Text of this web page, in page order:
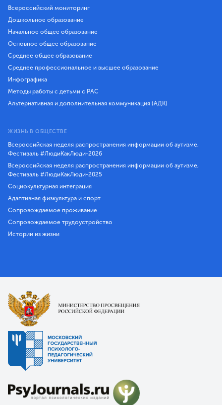
Всероссийский мониторинг
Дошкольное образование
Начальное общее образование
Основное общее образование
Среднее общее образование
Среднее профессиональное и высшее образование
Инфографика
Методы работы с детьми с РАС
Альтернативная и дополнительная коммуникация (АДК)
ЖИЗНЬ В ОБЩЕСТВЕ
Всероссийская неделя распространения информации об аутизме,
Фестиваль #ЛюдиКакЛюди-2026
Всероссийская неделя распространения информации об аутизме,
Фестиваль #ЛюдиКакЛюди-2025
Социокультурная интеграция
Адаптивная физкультура и спорт
Сопровождаемое проживание
Сопровождаемое трудоустройство
Истории из жизни